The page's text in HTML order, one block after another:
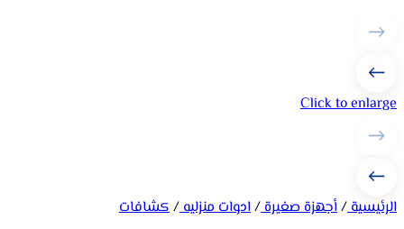
Click to enlarge
الرئيسية/أجهزة صغيرة/ادوات منزليه/كشافات